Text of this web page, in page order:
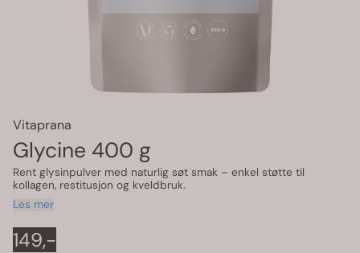
Vitaprana
Glycine 400 g
Rent glysinpulver med naturlig søt smak – enkel støtte til
kollagen, restitusjon og kveldbruk.
Les mer
149,-